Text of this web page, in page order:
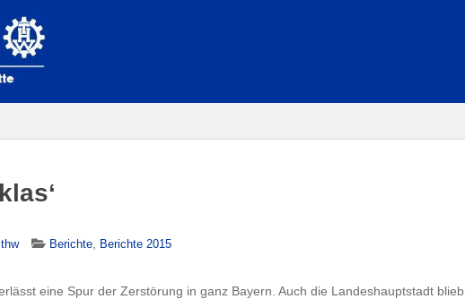
thw Berichte Berichte 2015
eine Spur der Zerstörung in ganz Bayern. Auch die Landeshauptstadt blieb